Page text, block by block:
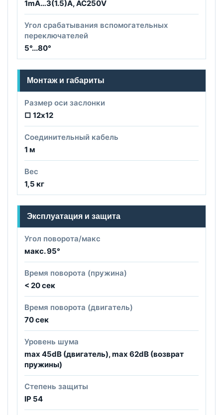
1mA…3(1.5)A, AC250V
Угол срабатывания вспомогательных
переключателей
5°...80°
Монтаж и габариты
Размер оси заслонки
□ 12х12
Соединительный кабель
1 м
Вес
1,5 кг
Эксплуатация и защита
Угол поворота/макс
макс. 95°
Время поворота (пружина)
< 20 сек
Время поворота (двигатель)
70 сек
Уровень шума
max 45dB (двигатель), max 62dB (возврат
пружины)
Степень защиты
IP 54